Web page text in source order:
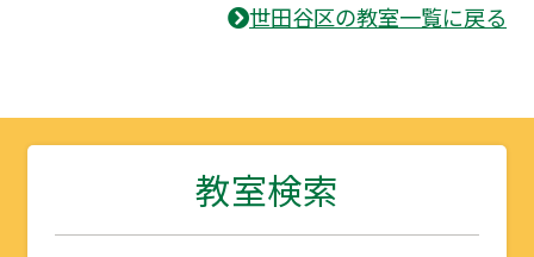
世田谷区の教室一覧に戻る
教室検索